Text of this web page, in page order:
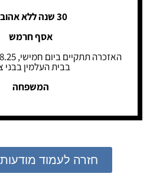
30 שנה ללא אהובנו
אסף חרמש
האזכרה תתקיים ביום חמישי, 28.8.25 בשעה 18.00
בבית העלמין בבני
המשפחה
חזרה לעמוד